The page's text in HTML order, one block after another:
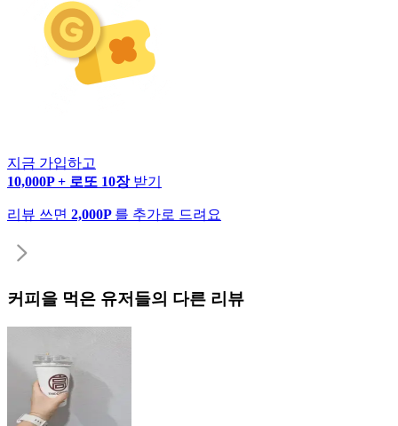
지금 가입하고
10,000P + 로또 10장 받기
리뷰 쓰면 2,000P 를 추가로 드려요
커피 을 먹은 유저들의 다른 리뷰